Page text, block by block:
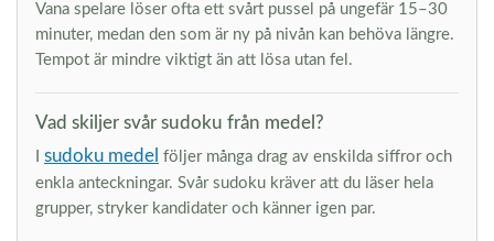
Vana spelare löser ofta ett svårt pussel på ungefär 15–30
minuter, medan den som är ny på nivån kan behöva längre.
Tempot är mindre viktigt än att lösa utan fel.
Vad skiljer svår sudoku från medel?
sudoku medel följer många drag av enskilda siffror och
enkla anteckningar. Svår sudoku kräver att du läser hela
grupper, stryker kandidater och känner igen par.